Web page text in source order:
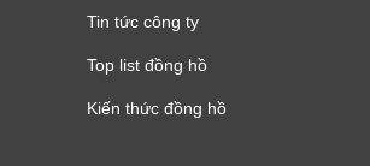
Tin tức công ty
Top list đồng hồ
Kiến thức đồng hồ